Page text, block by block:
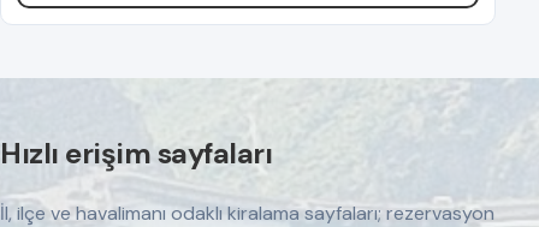
Hızlı erişim sayfaları
İl, ilçe ve havalimanı odaklı kiralama sayfaları; rezervasyon